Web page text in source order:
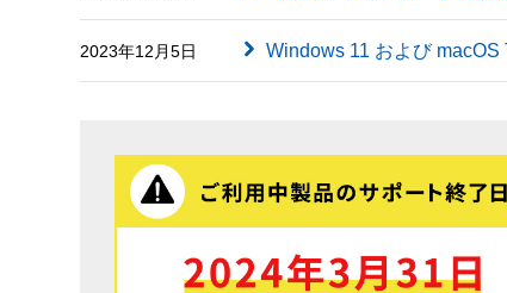
2023年12月5日 Windows 11 および